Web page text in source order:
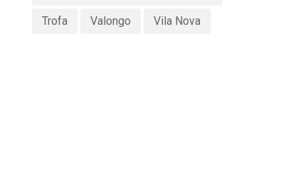
Trofa Valongo Vila Nova